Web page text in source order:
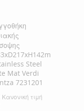
Steel
Mat Verdi
7231201
Κανονική τιμή